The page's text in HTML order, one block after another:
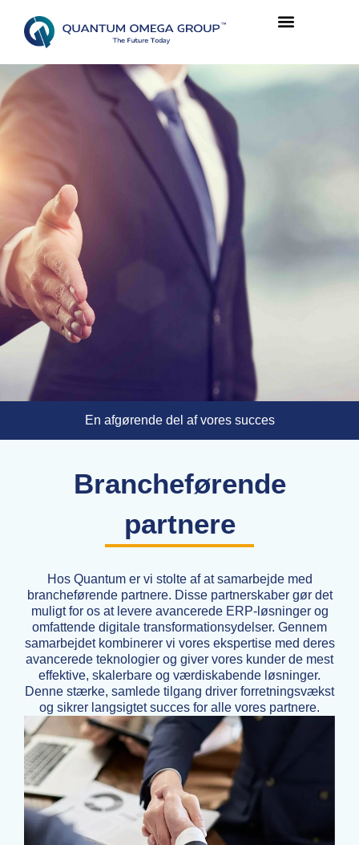
En afgørende del af vores succes
Brancheførende
partnere
Hos Quantum er vi stolte af at samarbejde med
brancheførende partnere. Disse partnerskaber gør det
muligt for os at levere avancerede ERP-løsninger og
omfattende digitale transformationsydelser. Gennem
samarbejdet kombinerer vi vores ekspertise med deres
avancerede teknologier og giver vores kunder de mest
effektive, skalerbare og værdiskabende løsninger.
Denne stærke, samlede tilgang driver forretningsvækst
og sikrer langsigtet succes for alle vores partnere.